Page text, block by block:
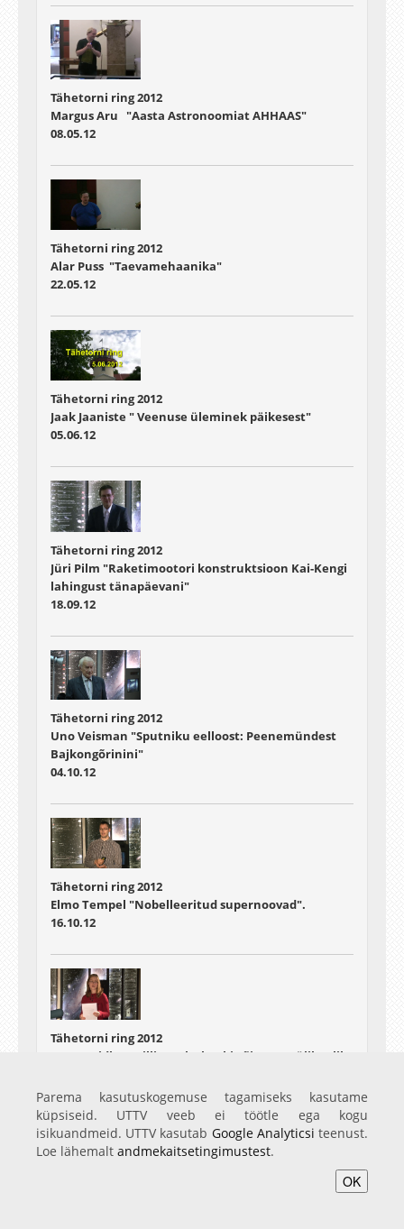
Tähetorni ring 2012
Margus Aru "Aasta Astronoomiat AHHAAS"
08.05.12
Tähetorni ring 2012
Alar Puss "Taevamehaanika"
22.05.12
Tähetorni ring 2012
Jaak Jaaniste " Veenuse üleminek päikesest"
05.06.12
Tähetorni ring 2012
Jüri Pilm "Raketimootori konstruktsioon Kai-Kengi
lahingust tänapäevani"
18.09.12
Tähetorni ring 2012
Uno Veisman "Sputniku eelloost: Peenemündest
Bajkongõrinini"
04.10.12
Tähetorni ring 2012
Elmo Tempel "Nobelleeritud supernoovad".
16.10.12
Tähetorni ring 2012
Janet Laidla: "Millise teleskoobi võis Tartu ülikoolile
30.10.12
Parema kasutuskogemuse tagamiseks kasutame
küpsiseid. UTTV veeb ei töötle ega kogu
isikuandmeid. UTTV kasutab Google Analyticsi teenust.
Loe lähemalt andmekaitsetingimustest.
OK